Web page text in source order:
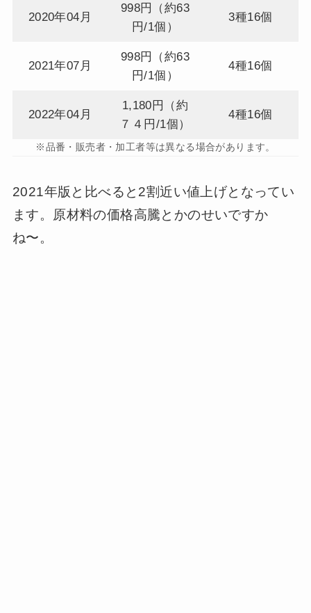
2020年04月
998円（約63
円/1個）
3種16個
2021年07月
998円（約63
円/1個）
4種16個
2022年04月
1,180円（約
７４円/1個）
4種16個
※品番・販売者・加工者等は異なる場合があります。
2021年版と比べると2割近い値上げとなってい
ます。原材料の価格高騰とかのせいですか
ね〜。